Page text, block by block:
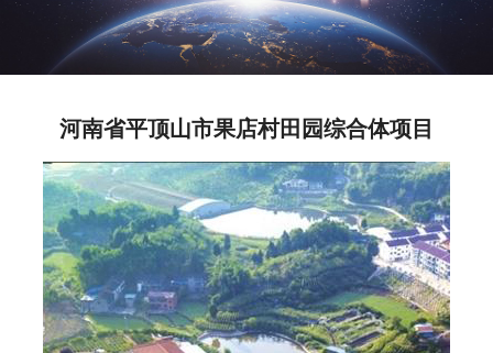
河南省平顶山市果店村田园综合体项目